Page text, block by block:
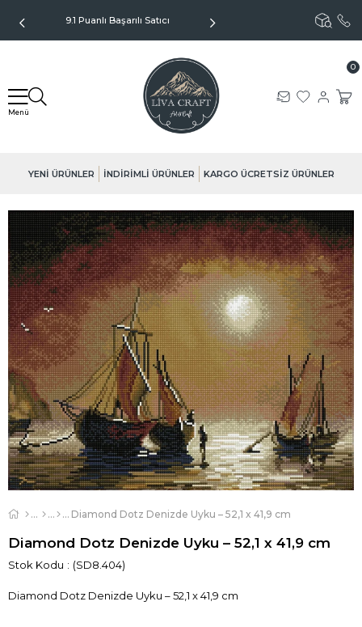
9.1 Puanlı Başarılı Satıcı Kargo Sadece 99TL - Kapıda
0
YENİ ÜRÜNLER İNDİRİMLİ ÜRÜNLER KARGO ÜCRETSİZ ÜRÜNLER
Diamond Dotz Denizde Uyku – 52,1 x 41,9 cm
Diamond Dotz Denizde Uyku – 52,1 x 41,9 cm
Stok Kodu (SD8.404)
Diamond Dotz Denizde Uyku – 52,1 x 41,9 cm